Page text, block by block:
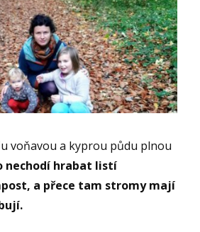
voňavou a kyprou půdu plnou
nechodí hrabat listí
a přece tam stromy mají